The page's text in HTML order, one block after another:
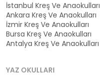
İstanbul Kreş Ve Anaokulları
Ankara Kreş Ve Anaokulları
İzmir Kreş Ve Anaokulları
Bursa Kreş Ve Anaokulları
Antalya Kreş Ve Anaokulları
YAZ OKULLARI